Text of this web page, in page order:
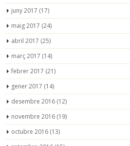
juny 2017 (17)
maig 2017 (24)
abril 2017 (25)
març 2017 (14)
febrer 2017 (21)
gener 2017 (14)
desembre 2016 (12)
novembre 2016 (19)
octubre 2016 (13)